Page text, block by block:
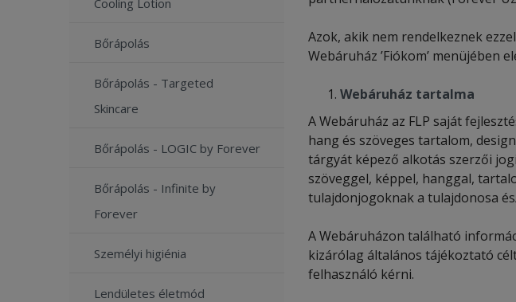
Bőrápolás
Bőrápolás - Targeted
Skincare
Bőrápolás - LOGIC by Forever
Bőrápolás - Infinite by
Forever
Személyi higiénia
Lendületes életmód
Azok, akik nem rendelkeznek
Webáruház ’Fiókom’ menüjében
Webáruház tartalma
A Webáruház az FLP saját
hang és szöveges tartalom,
tárgyát képező alkotás szerzői
szöveggel, képpel, hanggal,
tulajdonjogoknak a tulajdonosa
A Webáruházon található
kizárólag általános tájékoztató
felhasználó kérni.